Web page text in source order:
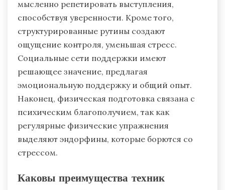
мысленно репетировать выступления,
способствуя уверенности. Кроме того,
структурированные рутины создают
ощущение контроля, уменьшая стресс.
Социальные сети поддержки имеют
решающее значение, предлагая
эмоциональную поддержку и общий опыт.
Наконец, физическая подготовка связана с
психическим благополучием, так как
регулярные физические упражнения
выделяют эндорфины, которые борются со
стрессом.
Каковы преимущества техник